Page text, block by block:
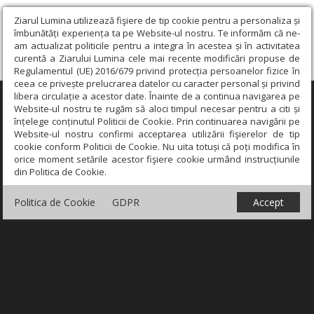
Ziarul Lumina utilizează fişiere de tip cookie pentru a personaliza și
îmbunătăți experiența ta pe Website-ul nostru. Te informăm că ne-
am actualizat politicile pentru a integra în acestea și în activitatea
curentă a Ziarului Lumina cele mai recente modificări propuse de
Regulamentul (UE) 2016/679 privind protecția persoanelor fizice în
ceea ce privește prelucrarea datelor cu caracter personal și privind
libera circulație a acestor date. Înainte de a continua navigarea pe
Website-ul nostru te rugăm să aloci timpul necesar pentru a citi și
înțelege conținutul Politicii de Cookie. Prin continuarea navigării pe
Website-ul nostru confirmi acceptarea utilizării fişierelor de tip
cookie conform Politicii de Cookie. Nu uita totuși că poți modifica în
orice moment setările acestor fişiere cookie urmând instrucțiunile
din Politica de Cookie.
Politica de Cookie GDPR Accept
×